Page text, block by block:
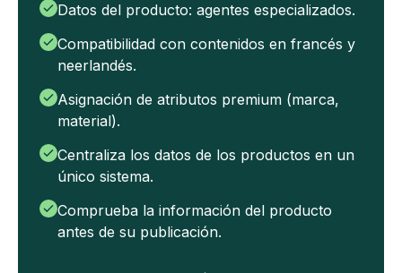
Datos del producto: agentes especializados.
Compatibilidad con contenidos en francés y
neerlandés.
Asignación de atributos premium (marca,
material).
Centraliza los datos de los productos en un
único sistema.
Comprueba la información del producto
antes de su publicación.